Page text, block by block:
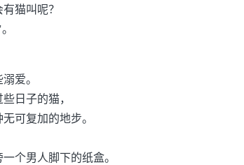
猫叫呢？
爱。
日子的猫，
可复加的地步。
个男人脚下的纸盒。